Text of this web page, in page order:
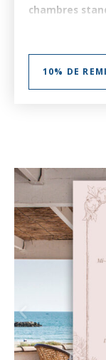
chambres
est non
montant est
10% DE